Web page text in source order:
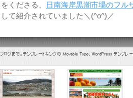
くださる、
日南海岸黒潮市場のフル
て紹介されていました＼(^o^)／